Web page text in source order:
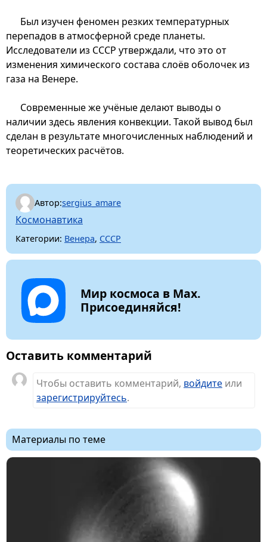
Был изучен феномен резких температурных
перепадов в атмосферной среде планеты.
Исследователи из СССР утверждали, что это от
изменения химического состава слоёв оболочек из
газа на Венере.
Современные же учёные делают выводы о
наличии здесь явления конвекции. Такой вывод был
сделан в результате многочисленных наблюдений и
теоретических расчётов.
Автор:sergius_amare
Космонавтика
Категории: Венера, СССР
Мир космоса в Max.
Присоединяйся!
Оставить комментарий
Чтобы оставить комментарий, войдите или
зарегистрируйтесь.
Материалы по теме